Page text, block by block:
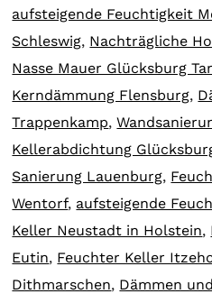
aufsteigende Feuchtigkeit
Schleswig, Nachträgliche
Nasse Mauer Glücksburg
Kerndämmung Flensburg,
Trappenkamp,
Kellerabdichtung
Sanierung Lauenburg,
Wentorf, aufsteigende
Keller Neustadt in Holstein,
Eutin, Feuchter Keller
Dithmarschen, Dämmen